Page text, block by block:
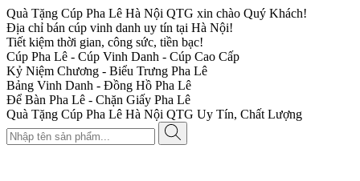
Quà Tặng Cúp Pha Lê Hà Nội QTG xin chào Quý Khách!
Địa chỉ bán cúp vinh danh uy tín tại Hà Nội!
Tiết kiệm thời gian, công sức, tiền bạc!
Cúp Pha Lê - Cúp Vinh Danh - Cúp Cao Cấp
Kỷ Niệm Chương - Biểu Trưng Pha Lê
Bảng Vinh Danh - Đồng Hồ Pha Lê
Để Bàn Pha Lê - Chặn Giấy Pha Lê
Quà Tặng Cúp Pha Lê Hà Nội QTG Uy Tín, Chất Lượng